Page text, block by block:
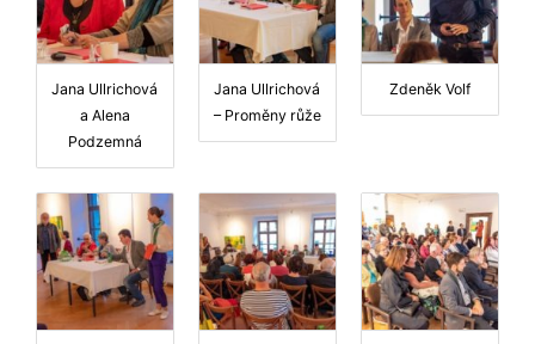
Jana Ullrichová
a Alena
Podzemná
Jana Ullrichová
– Proměny růže
Zdeněk Volf